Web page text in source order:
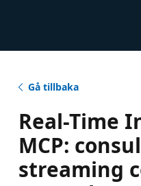
Gå tillbaka
Real-Time
MCP:
streaming